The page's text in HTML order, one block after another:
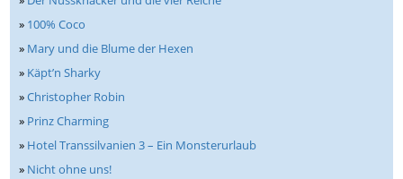
» 100% Coco
» Mary und die Blume der Hexen
» Käpt’n Sharky
»Christopher Robin
» Prinz Charming
» Hotel Transsilvanien 3 – Ein Monsterurlaub
» Nicht ohne uns!